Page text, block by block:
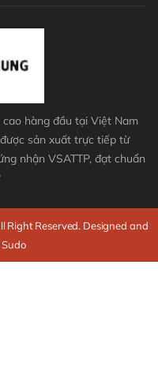
hàng đầu tại Việt Nam
sản xuất trực tiếp từ
nhận VSATTP, đạt chuẩn
Right Reserved. Designed and